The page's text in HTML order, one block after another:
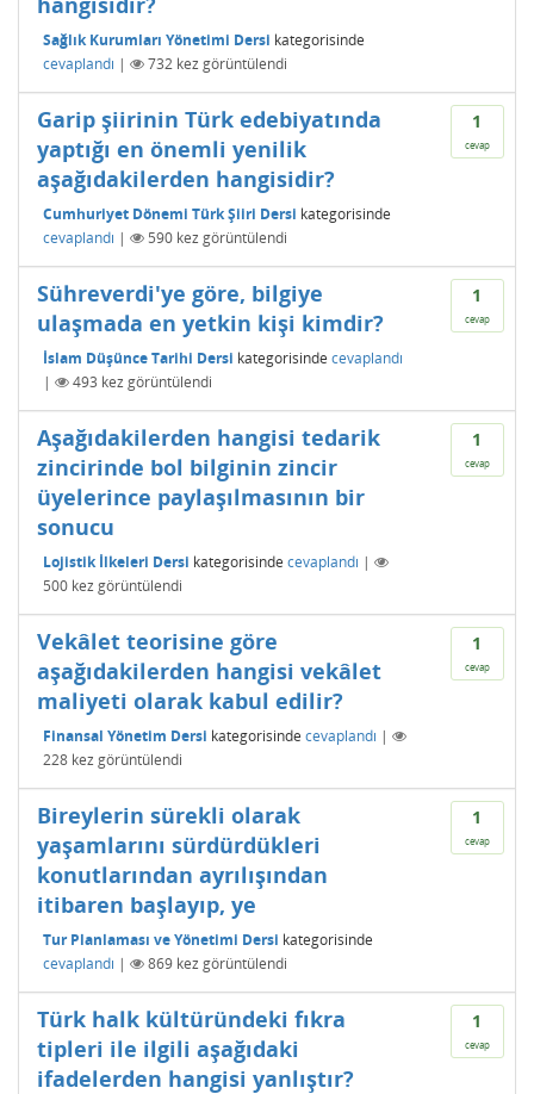
Sağlık Kurumları Yönetimi Dersi kategorisinde
cevaplandı | 732 kez görüntülendi
1
cevap
Garip şiirinin Türk edebiyatında
yaptığı en önemli yenilik
aşağıdakilerden hangisidir?
Cumhuriyet Dönemi Türk Şiiri Dersi kategorisinde
cevaplandı | 590 kez görüntülendi
1
cevap
Sühreverdi'ye göre, bilgiye
ulaşmada en yetkin kişi kimdir?
İslam Düşünce Tarihi Dersi kategorisinde cevaplandı
|
493 kez görüntülendi
1
cevap
Aşağıdakilerden hangisi tedarik
zincirinde bol bilginin zincir
üyelerince paylaşılmasının bir
sonucu
Lojistik İlkeleri Dersi kategorisinde cevaplandı |
500 kez görüntülendi
1
cevap
Vekâlet teorisine göre
aşağıdakilerden hangisi vekâlet
maliyeti olarak kabul edilir?
Finansal Yönetim Dersi kategorisinde cevaplandı |
228 kez görüntülendi
1
cevap
Bireylerin sürekli olarak
yaşamlarını sürdürdükleri
konutlarından ayrılışından
itibaren başlayıp, ye
Tur Planlaması ve Yönetimi Dersi kategorisinde
cevaplandı | 869 kez görüntülendi
1
cevap
Türk halk kültüründeki fıkra
tipleri ile ilgili aşağıdaki
ifadelerden hangisi yanlıştır?